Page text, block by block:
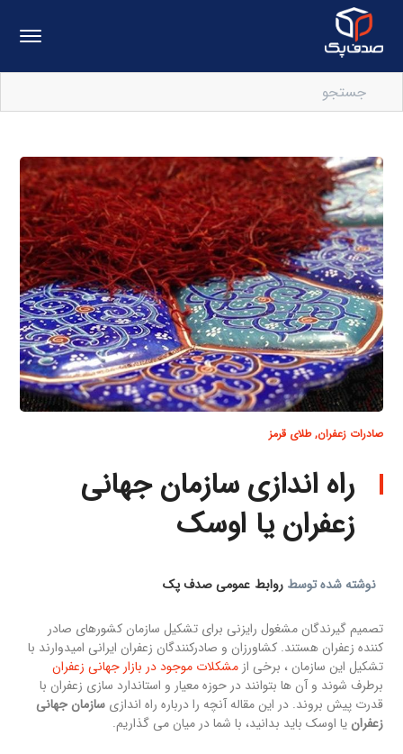
صادرات زعفران,طلای قرمز
راه اندازی سازمان جهانی
زعفران یا اوسک
نوشته شده توسطروابط عمومی صدف پک
تصمیم گیرندگان مشغول رایزنی برای تشکیل سازمان کشورهای صادر
کننده زعفران هستند. کشاورزان و صادرکنندگان زعفران ایرانی امیدوارند با
تشکیل این سازمان ، برخی ازمشکلات موجود در بازار جهانی زعفران
برطرف شوند و آن ها بتوانند در حوزه معیار و استاندارد سازی زعفران با
قدرت پیش بروند. در این مقاله آنچه را درباره راه اندازیسازمان جهانی
زعفران یا اوسک باید بدانید، با شما در میان می گذاریم.